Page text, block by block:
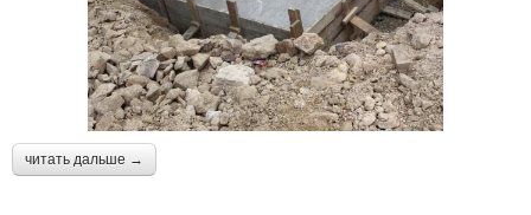
читать дальше →